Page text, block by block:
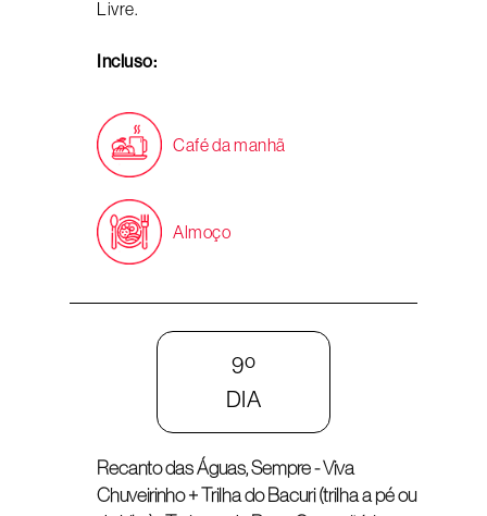
Livre.
Incluso:
Café da manhã
Almoço
9º
DIA
Recanto das Águas, Sempre - Viva
Chuveirinho + Trilha do Bacuri (trilha a pé ou